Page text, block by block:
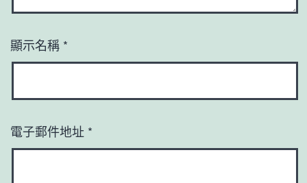
顯示名稱 *
電子郵件地址 *